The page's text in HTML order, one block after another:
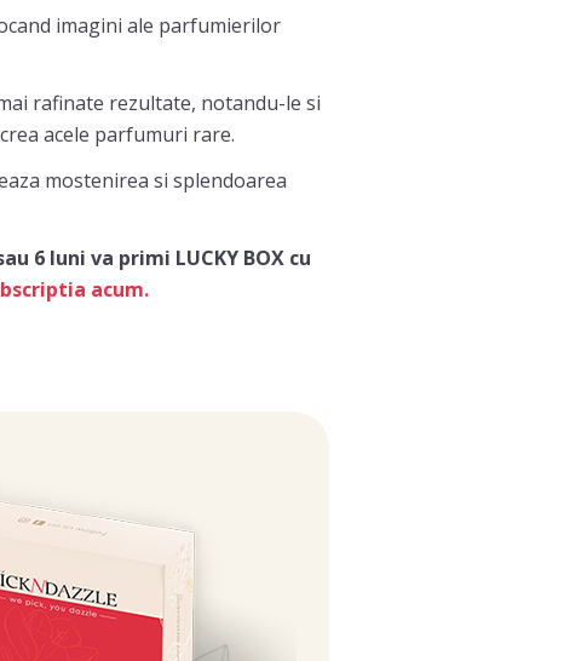
imagini ale parfumierilor
rafinate rezultate, notandu-le si
acele parfumuri rare.
mostenirea si splendoarea
6 luni va primi LUCKY BOX cu
acum.